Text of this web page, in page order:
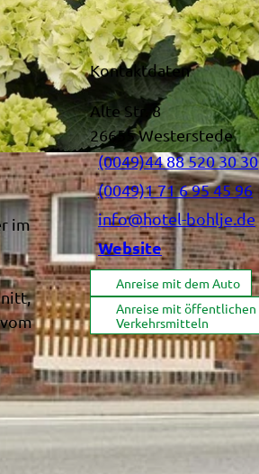
im
Kontaktdaten
Alte Str. 8
26655Westerstede
(0049)44 88 520 30 30
(0049)1 71 6 95 45 96
info@hotel-bohlje.de
Website
Anreise mit dem Auto
Anreise mit öffentlichen
Verkehrsmitteln